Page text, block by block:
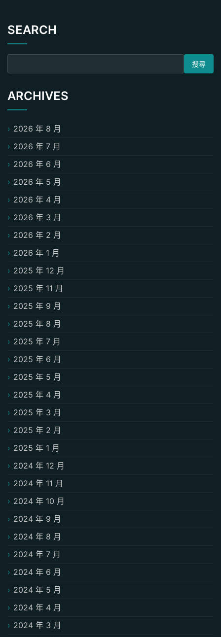
SEARCH
搜尋關鍵字:
ARCHIVES
2026 年 8 月
2026 年 7 月
2026 年 6 月
2026 年 5 月
2026 年 4 月
2026 年 3 月
2026 年 2 月
2026 年 1 月
2025 年 12 月
2025 年 11 月
2025 年 9 月
2025 年 8 月
2025 年 7 月
2025 年 6 月
2025 年 5 月
2025 年 4 月
2025 年 3 月
2025 年 2 月
2025 年 1 月
2024 年 12 月
2024 年 11 月
2024 年 10 月
2024 年 9 月
2024 年 8 月
2024 年 7 月
2024 年 6 月
2024 年 5 月
2024 年 4 月
2024 年 3 月